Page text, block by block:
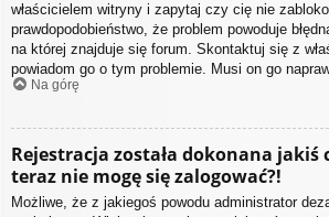
właścicielem witryny i zapytaj czy cię nie
prawdopodobieństwo, że problem powoduje
na której znajduje się forum. Skontaktuj się z
powiadom go o tym problemie. Musi on go
Na górę
Rejestracja została dokonana jakiś
teraz nie mogę się zalogować?!
Możliwe, że z jakiegoś powodu administrator